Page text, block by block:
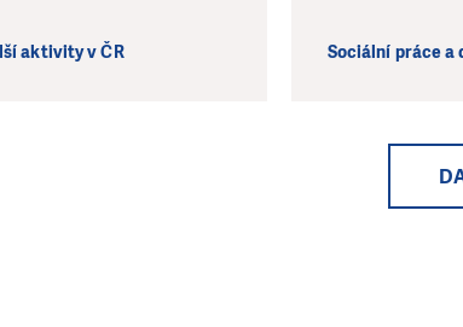
aktivity v ČR Sociální práce a